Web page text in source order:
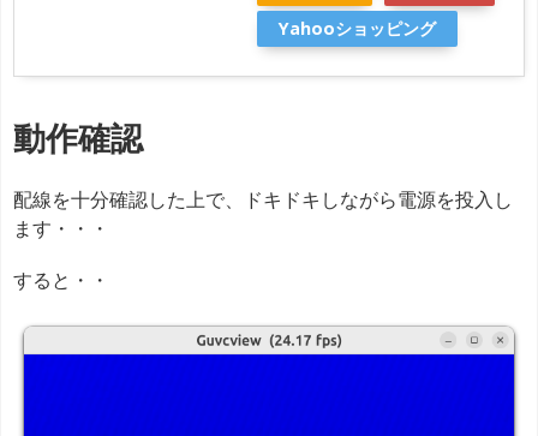
Yahooショッピング
動作確認
配線を十分確認した上で、ドキドキしながら電源を投入し
ます・・・
すると・・